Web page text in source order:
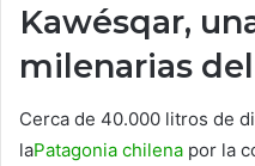
Kawésqar,
milenarias
Cerca de 40.000 litros de
laPatagonia chilena por la